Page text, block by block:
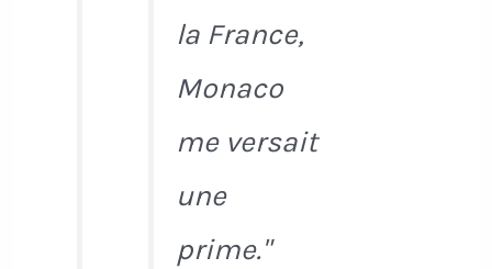
la France,
Monaco
me versait
une
prime."